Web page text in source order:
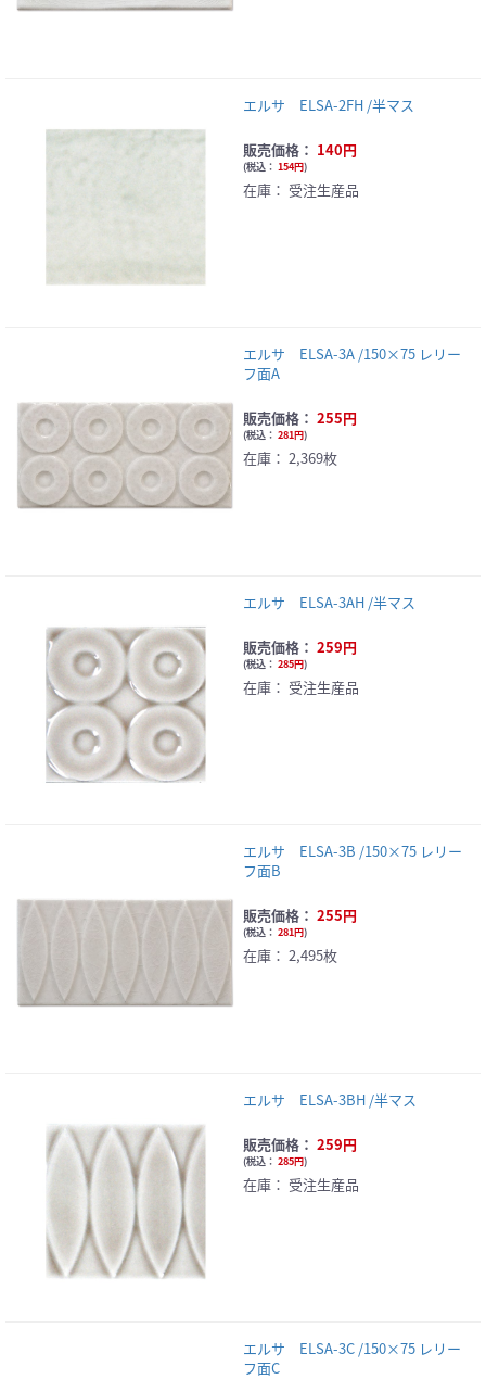
エルサ ELSA-2FH /半マス
販売価格： 140円
(税込： 154円)
在庫： 受注生産品
エルサ ELSA-3A /150×75 レリー
フ面A
販売価格： 255円
(税込： 281円)
在庫： 2,369枚
エルサ ELSA-3AH /半マス
販売価格： 259円
(税込： 285円)
在庫： 受注生産品
エルサ ELSA-3B /150×75 レリー
フ面B
販売価格： 255円
(税込： 281円)
在庫： 2,495枚
エルサ ELSA-3BH /半マス
販売価格： 259円
(税込： 285円)
在庫： 受注生産品
エルサ ELSA-3C /150×75 レリー
フ面C